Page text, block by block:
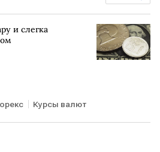
сахар
и слегка
Курсы валют